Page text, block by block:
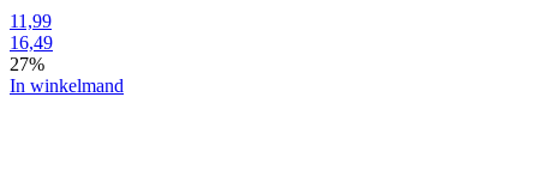
11,99
16,49
27%
In winkelmand